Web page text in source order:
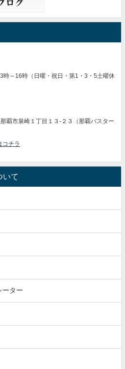
～16時（日曜・祝日・第1・3・5土曜休
覇市泉崎１丁目１３-２３（那覇バスター
コチラ
いて
ーター